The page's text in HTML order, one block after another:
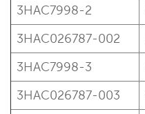
3HAC7998-2
3HAC026787-002
3HAC7998-3
3HAC026787-003